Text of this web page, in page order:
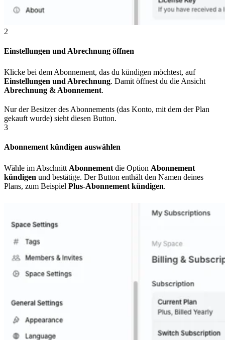
2
Einstellungen und Abrechnung öffnen
Klicke bei dem Abonnement, das du kündigen möchtest, auf
Einstellungen und Abrechnung. Damit öffnest du die Ansicht
Abrechnung & Abonnement.
Nur der Besitzer des Abonnements (das Konto, mit dem der Plan
gekauft wurde) sieht diesen Button.
3
Abonnement kündigen auswählen
Wähle im Abschnitt Abonnement die Option Abonnement
kündigen und bestätige. Der Button enthält den Namen deines
Plans, zum Beispiel Plus-Abonnement kündigen.